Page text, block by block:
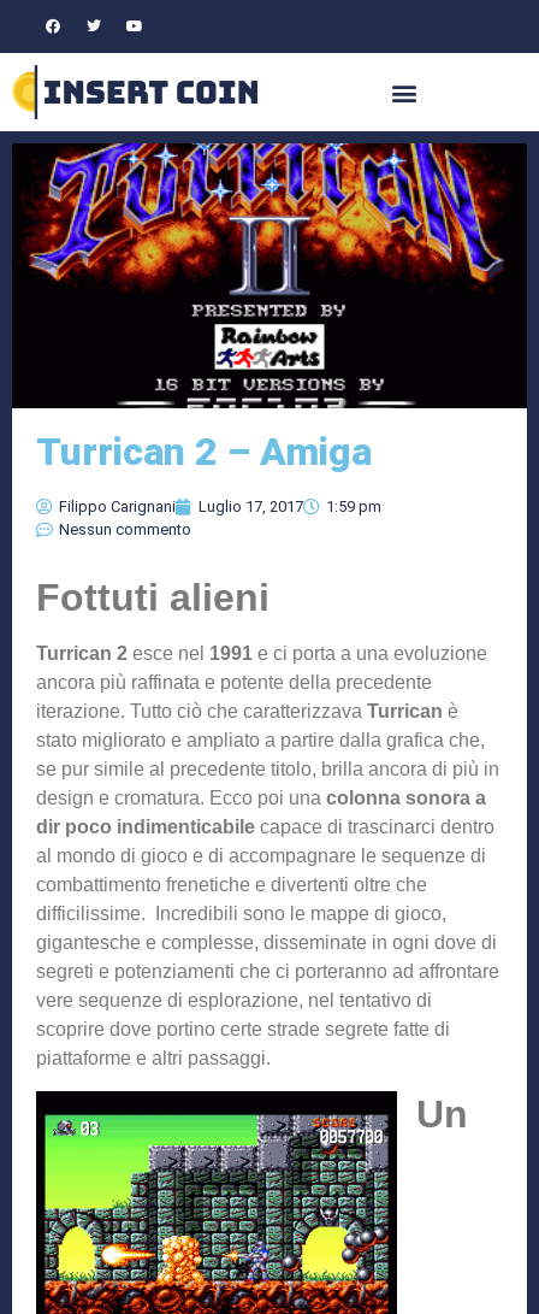
Turrican 2 – Amiga
Filippo Carignani Luglio 17, 2017
1:59 pm
Nessun commento
Fottuti alieni
Turrican 2 esce nel 1991 e ci porta a una evoluzione
ancora più raffinata e potente della precedente
iterazione. Tutto ciò che caratterizzava Turrican è
stato migliorato e ampliato a partire dalla grafica che,
se pur simile al precedente titolo, brilla ancora di più in
design e cromatura. Ecco poi una colonna sonora a
dir poco indimenticabile capace di trascinarci dentro
al mondo di gioco e di accompagnare le sequenze di
combattimento frenetiche e divertenti oltre che
difficilissime. Incredibili sono le mappe di gioco,
gigantesche e complesse, disseminate in ogni dove di
segreti e potenziamenti che ci porteranno ad affrontare
vere sequenze di esplorazione, nel tentativo di
scoprire dove portino certe strade segrete fatte di
piattaforme e altri passaggi.
Un